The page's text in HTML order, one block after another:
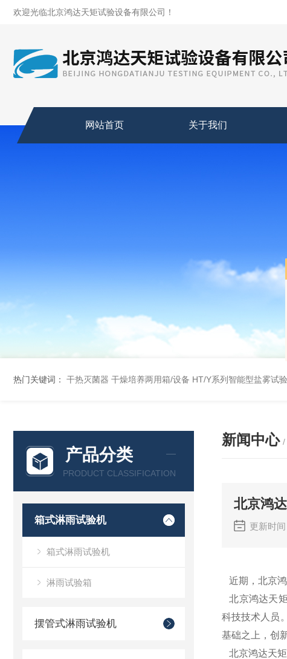
欢迎光临北京鸿达天矩试验设备有限公司！
网站首页 关于我们
热门关键词： 干热灭菌器 干燥培养两用箱/设备 HT/Y系列智能型盐雾试
产品分类
PRODUCT CLASSIFICATION
箱式淋雨试验机
箱式淋雨试验机
淋雨试验箱
摆管式淋雨试验机
新闻中心 /
北京鸿
更新时
近期，北京
北京鸿达天
科技技术人员
基础之上，创
北京鸿达天